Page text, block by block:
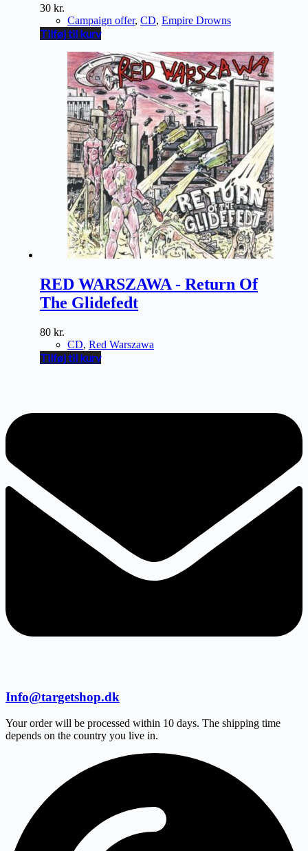
30 kr.
Campaign offer, CD, Empire Drowns
Tilføj til kurv
RED WARSZAWA - Return Of
The Glidefedt
80 kr.
CD, Red Warszawa
Tilføj til kurv
Info@targetshop.dk
Your order will be processed within 10 days. The shipping time
depends on the country you live in.